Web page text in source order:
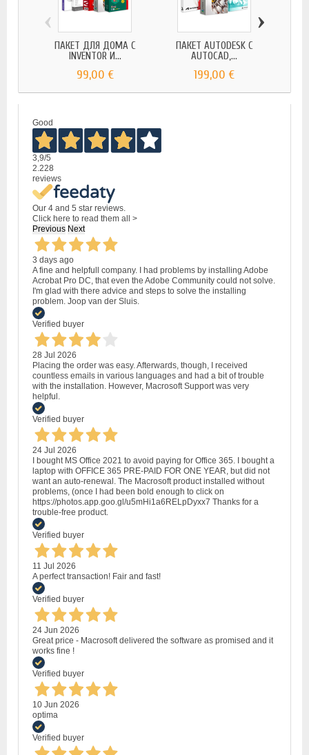
ПАКЕТ ДЛЯ ДОМА С
INVENTOR И...
99,00 €
ПАКЕТ AUTODESK С
AUTOCAD,...
199,00 €
‹ ›
Good
3,9/5
2.228
reviews
Our 4 and 5 star reviews.
Click here to read them all >
Previous Next
3 days ago
A fine and helpfull company. I had problems by installing Adobe
Acrobat Pro DC, that even the Adobe Community could not solve.
I'm glad with there advice and steps to solve the installing
problem. Joop van der Sluis.
Verified buyer
28 Jul 2026
Placing the order was easy. Afterwards, though, I received
countless emails in various languages and had a bit of trouble
with the installation. However, Macrosoft Support was very
helpful.
Verified buyer
24 Jul 2026
I bought MS Office 2021 to avoid paying for Office 365. I bought a
laptop with OFFICE 365 PRE-PAID FOR ONE YEAR, but did not
want an auto-renewal. The Macrosoft product installed without
problems, (once I had been bold enough to click on
https://photos.app.goo.gl/u5mHi1a6RELpDyxx7 Thanks for a
trouble-free product.
Verified buyer
11 Jul 2026
A perfect transaction! Fair and fast!
Verified buyer
24 Jun 2026
Great price - Macrosoft delivered the software as promised and it
works fine !
Verified buyer
10 Jun 2026
optima
Verified buyer